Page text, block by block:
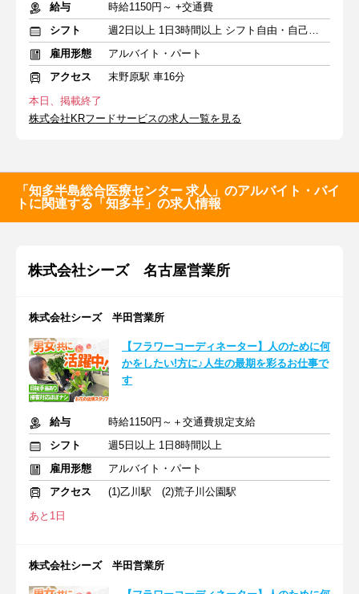
給与
時給1150円～ +交通費
シフト
週2日以上 1日3時間以上 シフト自由・自己申告
雇用形態
アルバイト・パート
アクセス
末野原駅 車16分
本日、掲載終了
株式会社KRフードサービスの求人一覧を見る
「知多半島総合医療センター 求人」のアルバイト・バイ
トに関連する「知多半」の求人情報
株式会社シーズ 名古屋営業所
株式会社シーズ 半田営業所
【フラワーコーディネーター】人のために何
かをしたい!方に♪人生の最期を彩るお仕事で
す
給与
時給1150円～＋交通費規定支給
シフト
週5日以上 1日8時間以上
雇用形態
アルバイト・パート
アクセス
(1)乙川駅 (2)荒子川公園駅
あと1日
株式会社シーズ 半田営業所